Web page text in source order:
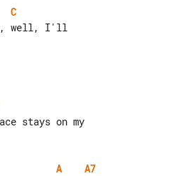
C
A
A7